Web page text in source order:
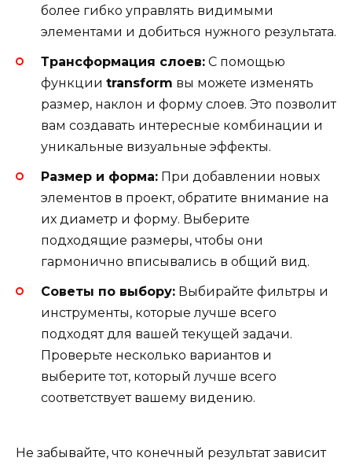
более гибко управлять видимыми
элементами и добиться нужного результата.
Трансформация слоев: С помощью
функции transform вы можете изменять
размер, наклон и форму слоев. Это позволит
вам создавать интересные комбинации и
уникальные визуальные эффекты.
Размер и форма: При добавлении новых
элементов в проект, обратите внимание на
их диаметр и форму. Выберите
подходящие размеры, чтобы они
гармонично вписывались в общий вид.
Советы по выбору: Выбирайте фильтры и
инструменты, которые лучше всего
подходят для вашей текущей задачи.
Проверьте несколько вариантов и
выберите тот, который лучше всего
соответствует вашему видению.
Не забывайте, что конечный результат зависит